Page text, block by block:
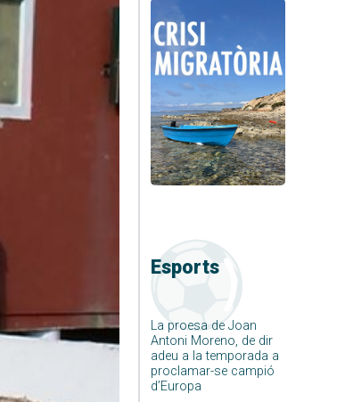
Esports
La proesa de Joan
Antoni Moreno, de dir
adeu a la temporada a
proclamar-se campió
d’Europa